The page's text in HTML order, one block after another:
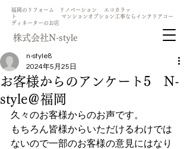
​福岡のリフォーム リノベーション エコカラッ
ト マンションオプション工事ならインテリアコー
ディネーターのお店
​株式会社N-style
お客様からのアンケート5 N-
style＠福岡
n-style8
2024年5月25日
久々のお客様からのお声です。
もちろん皆様からいただけるわけでは
ないので一部のお客様の意見にはなり